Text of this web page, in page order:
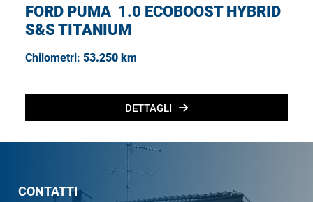
FORD PUMA 1.0 ECOBOOST HYBRID
S&S TITANIUM
Chilometri: 53.250 km
DETTAGLI
CONTATTI